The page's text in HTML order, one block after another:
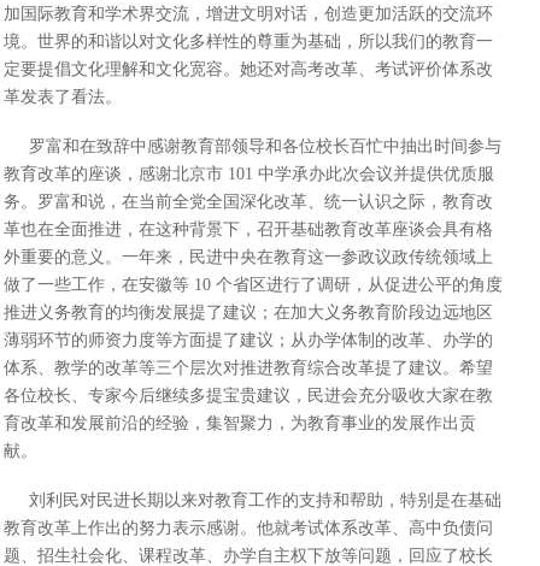
加国际教育和学术界交流，增进文明对话，创造更加活跃的交流环
境。世界的和谐以对文化多样性的尊重为基础，所以我们的教育一
定要提倡文化理解和文化宽容。她还对高考改革、考试评价体系改
革发表了看法。
罗富和在致辞中感谢教育部领导和各位校长百忙中抽出时间参与
教育改革的座谈，感谢北京市 101 中学承办此次会议并提供优质服
务。罗富和说，在当前全党全国深化改革、统一认识之际，教育改
革也在全面推进，在这种背景下，召开基础教育改革座谈会具有格
外重要的意义。一年来，民进中央在教育这一参政议政传统领域上
做了一些工作，在安徽等 10 个省区进行了调研，从促进公平的角度
推进义务教育的均衡发展提了建议；在加大义务教育阶段边远地区
薄弱环节的师资力度等方面提了建议；从办学体制的改革、办学的
体系、教学的改革等三个层次对推进教育综合改革提了建议。希望
各位校长、专家今后继续多提宝贵建议，民进会充分吸收大家在教
育改革和发展前沿的经验，集智聚力，为教育事业的发展作出贡
献。
刘利民对民进长期以来对教育工作的支持和帮助，特别是在基础
教育改革上作出的努力表示感谢。他就考试体系改革、高中负债问
题、招生社会化、课程改革、办学自主权下放等问题，回应了校长